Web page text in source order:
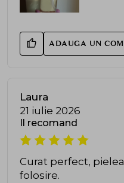
ADAUGA UN
Laura
21 iulie 2026
Il recomand
Curat perfect,
folosire.